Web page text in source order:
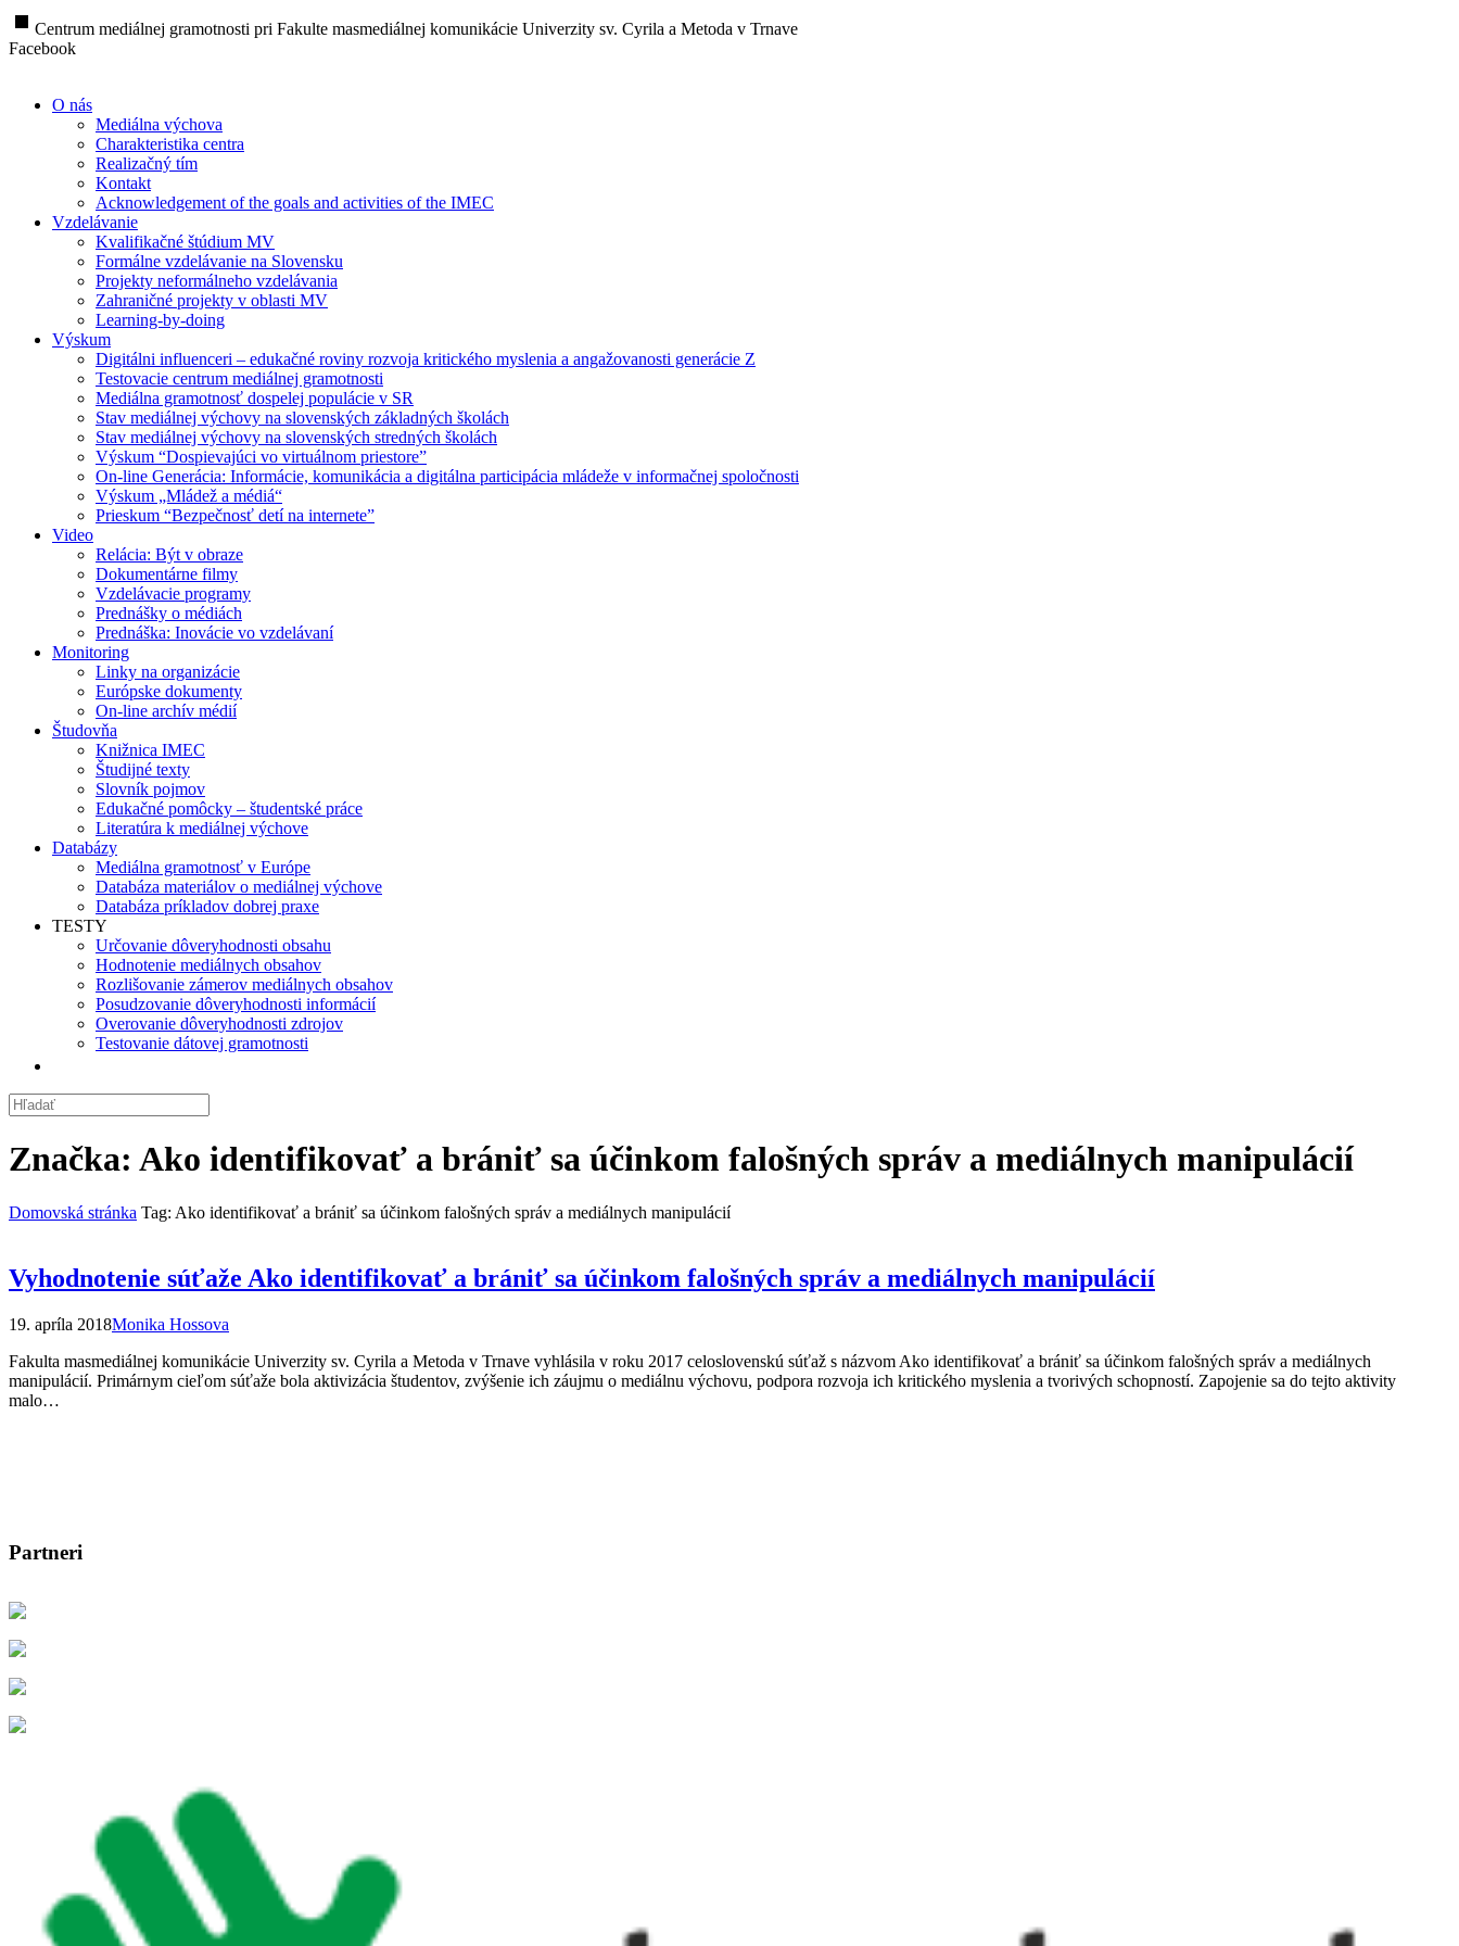
stop Centrum mediálnej gramotnosti pri Fakulte masmediálnej komunikácie Univerzity sv. Cyrila a Metoda v Trnave
Facebook
O nás
Mediálna výchova
Charakteristika centra
Realizačný tím
Kontakt
Acknowledgement of the goals and activities of the IMEC
Vzdelávanie
Kvalifikačné štúdium MV
Formálne vzdelávanie na Slovensku
Projekty neformálneho vzdelávania
Zahraničné projekty v oblasti MV
Learning-by-doing
Výskum
Digitálni influenceri – edukačné roviny rozvoja kritického myslenia a angažovanosti generácie Z
Testovacie centrum mediálnej gramotnosti
Mediálna gramotnosť dospelej populácie v SR
Stav mediálnej výchovy na slovenských základných školách
Stav mediálnej výchovy na slovenských stredných školách
Výskum “Dospievajúci vo virtuálnom priestore”
On-line Generácia: Informácie, komunikácia a digitálna participácia mládeže v informačnej spoločnosti
Výskum „Mládež a médiá“
Prieskum “Bezpečnosť detí na internete”
Video
Relácia: Být v obraze
Dokumentárne filmy
Vzdelávacie programy
Prednášky o médiách
Prednáška: Inovácie vo vzdelávaní
Monitoring
Linky na organizácie
Európske dokumenty
On-line archív médií
Študovňa
Knižnica IMEC
Študijné texty
Slovník pojmov
Edukačné pomôcky – študentské práce
Literatúra k mediálnej výchove
Databázy
Mediálna gramotnosť v Európe
Databáza materiálov o mediálnej výchove
Databáza príkladov dobrej praxe
TESTY
Určovanie dôveryhodnosti obsahu
Hodnotenie mediálnych obsahov
Rozlišovanie zámerov mediálnych obsahov
Posudzovanie dôveryhodnosti informácií
Overovanie dôveryhodnosti zdrojov
Testovanie dátovej gramotnosti
Značka: Ako identifikovať a brániť sa účinkom falošných správ a mediálnych manipulácií
Domovská stránka Tag: Ako identifikovať a brániť sa účinkom falošných správ a mediálnych manipulácií
Vyhodnotenie súťaže Ako identifikovať a brániť sa účinkom falošných správ a mediálnych manipulácií
19. apríla 2018Monika Hossova
Fakulta masmediálnej komunikácie Univerzity sv. Cyrila a Metoda v Trnave vyhlásila v roku 2017 celoslovenskú súťaž s názvom Ako identifikovať a brániť sa účinkom falošných správ a mediálnych
manipulácií. Primárnym cieľom súťaže bola aktivizácia študentov, zvýšenie ich záujmu o mediálnu výchovu, podpora rozvoja ich kritického myslenia a tvorivých schopností. Zapojenie sa do tejto aktivity
malo…
Partneri